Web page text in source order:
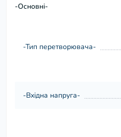
-Основні-
-Тип перетворювача-
-Вхідна напруга-